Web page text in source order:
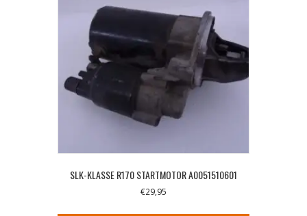
SLK-KLASSE R170 STARTMOTOR A0051510601
€29,95